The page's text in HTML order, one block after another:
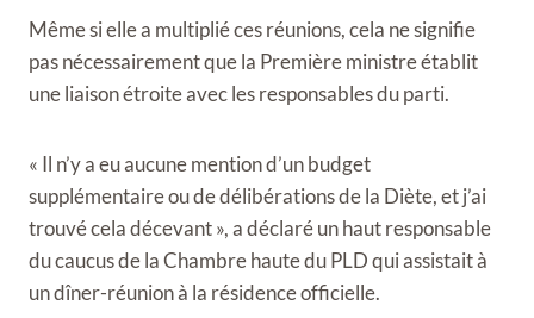
Même si elle a multiplié ces réunions, cela ne signifie
pas nécessairement que la Première ministre établit
une liaison étroite avec les responsables du parti.
« Il n’y a eu aucune mention d’un budget
supplémentaire ou de délibérations de la Diète, et j’ai
trouvé cela décevant », a déclaré un haut responsable
du caucus de la Chambre haute du PLD qui assistait à
un dîner-réunion à la résidence officielle.